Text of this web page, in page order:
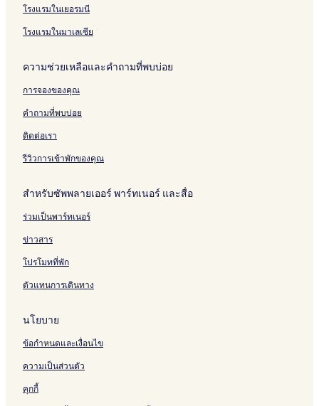
-
F
o
B
a
g
g
A
e
y
H
G
d
o
u
t
I
9
5
E
x
t
F
a
y
t
v
i
l
l
I
5
i
t
e
a
r
i
n
b
r
y
H
G
d
i
s
n
L
u
m
b
r
n
N
C
e
r
t
N
u
t
h
n
i
n
e
s
P
e
u
r
s
t
i
l
l
e
r
F
o
r
B
g
m
b
e
o
N
C
N
o
t
s
F
a
t
e
v
i
l
e
9
w
n
I
m
b
e
o
u
m
b
t
n
n
I
n
o
t
h
e
r
P
e
P
i
n
e
u
t
,
N
C
โรงแรมในเยอรมนี
โรงแรมในมาเลเซีย
ความช่วยเหลือและคำถามที่พบบ่อย
การจองของคุณ
คำถามที่พบบ่อย
ติดต่อเรา
รีวิวการเข้าพักของคุณ
สำหรับซัพพลายเออร์ พาร์ทเนอร์ และสื่อ
ร่วมเป็นพาร์ทเนอร์
ข่าวสาร
โปรโมทที่พัก
ตัวแทนการเดินทาง
นโยบาย
ข้อกำหนดและเงื่อนไข
ความเป็นส่วนตัว
คุกกี้